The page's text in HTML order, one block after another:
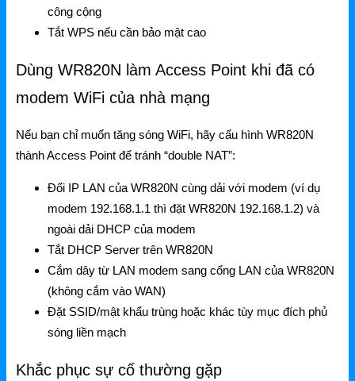
công cộng
Tắt WPS nếu cần bảo mật cao
Dùng WR820N làm Access Point khi đã có
modem WiFi của nhà mạng
Nếu bạn chỉ muốn tăng sóng WiFi, hãy cấu hình WR820N
thành Access Point để tránh “double NAT”:
Đổi IP LAN của WR820N cùng dải với modem (ví dụ
modem 192.168.1.1 thì đặt WR820N 192.168.1.2) và
ngoài dải DHCP của modem
Tắt DHCP Server trên WR820N
Cắm dây từ LAN modem sang cổng LAN của WR820N
(không cắm vào WAN)
Đặt SSID/mật khẩu trùng hoặc khác tùy mục đích phủ
sóng liền mạch
Khắc phục sự cố thường gặp